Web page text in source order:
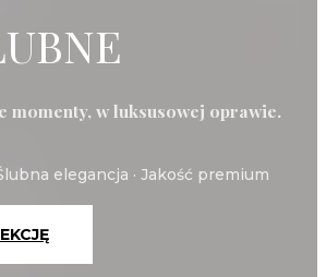
momenty, w luksusowej oprawie.
elegancja · Jakość premium